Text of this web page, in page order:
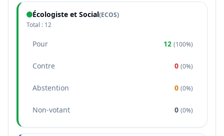
Écologiste et Social(ECOS)
Total : 12
Pour 12 (100%)
Contre 0 (0%)
Abstention 0 (0%)
Non-votant 0 (0%)